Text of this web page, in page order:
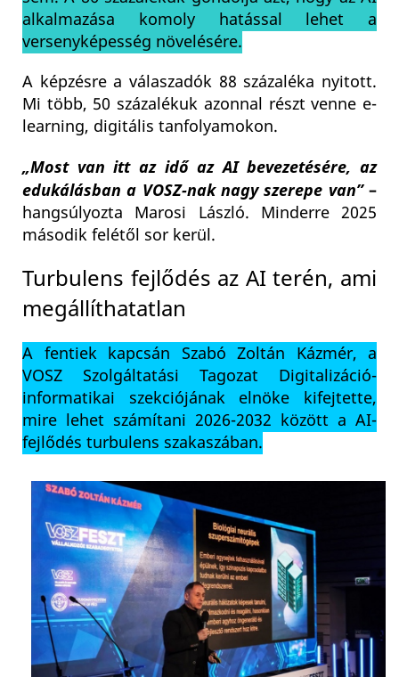
alkalmazása komoly hatással lehet a
versenyképesség növelésére.
A képzésre a válaszadók 88 százaléka nyitott.
Mi több, 50 százalékuk azonnal részt venne e-
learning, digitális tanfolyamokon.
„Most van itt az idő az AI bevezetésére, az
edukálásban a VOSZ-nak nagy szerepe van”–
hangsúlyozta Marosi László. Minderre 2025
második felétől sor kerül.
Turbulens fejlődés az AI terén, ami
megállíthatatlan
A fentiek kapcsán Szabó Zoltán Kázmér, a
VOSZ Szolgáltatási Tagozat Digitalizáció-
informatikai szekciójának elnöke kifejtette,
mire lehet számítani 2026-2032 között a AI-
fejlődés turbulens szakaszában.